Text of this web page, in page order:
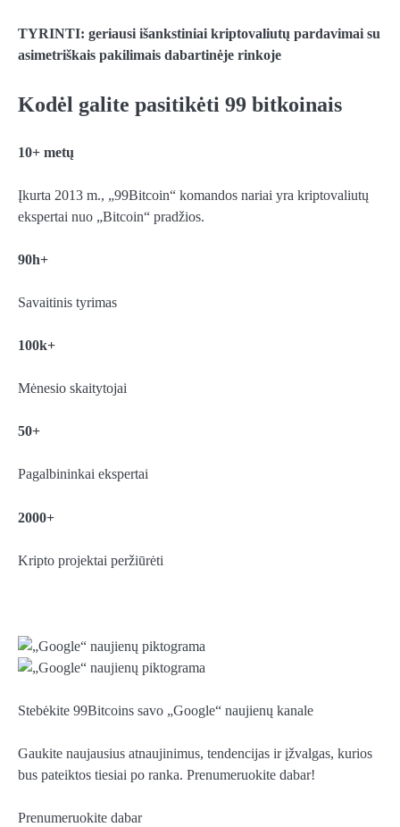
TYRINTI: geriausi išankstiniai kriptovaliutų pardavimai su
asimetriškais pakilimais dabartinėje rinkoje
Kodėl galite pasitikėti 99 bitkoinais
10+ metų
Įkurta 2013 m., „99Bitcoin“ komandos nariai yra kriptovaliutų
ekspertai nuo „Bitcoin“ pradžios.
90h+
Savaitinis tyrimas
100k+
Mėnesio skaitytojai
50+
Pagalbininkai ekspertai
2000+
Kripto projektai peržiūrėti
Stebėkite 99Bitcoins savo „Google“ naujienų kanale
Gaukite naujausius atnaujinimus, tendencijas ir įžvalgas, kurios
bus pateiktos tiesiai po ranka. Prenumeruokite dabar!
Prenumeruokite dabar